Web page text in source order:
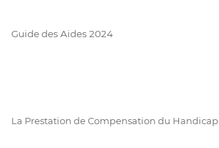
Guide des Aides 2024
La Prestation de Compensation du Handicap